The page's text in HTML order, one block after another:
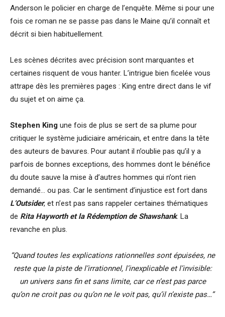
Anderson le policier en charge de l’enquête. Même si pour une
fois ce roman ne se passe pas dans le Maine qu’il connaît et
décrit si bien habituellement.
Les scènes décrites avec précision sont marquantes et
certaines risquent de vous hanter. L’intrigue bien ficelée vous
attrape dès les premières pages : King entre direct dans le vif
du sujet et on aime ça.
Stephen King une fois de plus se sert de sa plume pour
critiquer le système judiciaire américain, et entre dans la tête
des auteurs de bavures. Pour autant il n’oublie pas qu’il y a
parfois de bonnes exceptions, des hommes dont le bénéfice
du doute sauve la mise à d’autres hommes qui n’ont rien
demandé… ou pas. Car le sentiment d’injustice est fort dans
L’Outsider, et n’est pas sans rappeler certaines thématiques
de Rita Hayworth et la Rédemption de Shawshank. La
revanche en plus.
“Quand toutes les explications rationnelles sont épuisées, ne
reste que la piste de l’irrationnel, l’inexplicable et l’invisible:
un univers sans fin et sans limite, car ce n’est pas parce
qu’on ne croit pas ou qu’on ne le voit pas, qu’il n’existe pas…”